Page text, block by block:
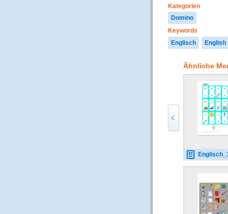
Kategorien
Domino
Keywords
Englisch
English
Ähnliche